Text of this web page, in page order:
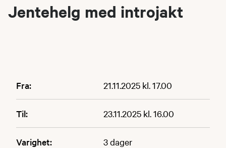
Jentehelg med introjakt
Fra: 21.11.2025 kl. 17.00
Til: 23.11.2025 kl. 16.00
Varighet: 3 dager